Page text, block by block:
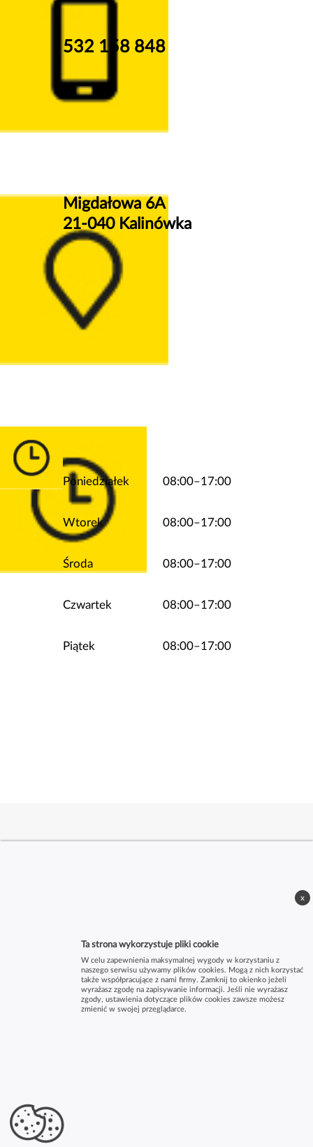
532 158 848
Migdałowa 6A
21-040 Kalinówka
Poniedziałek 08:00–17:00
Wtorek 08:00–17:00
Środa 08:00–17:00
Czwartek 08:00–17:00
Piątek 08:00–17:00
Ta strona wykorzystuje pliki cookie
W celu zapewnienia maksymalnej wygody w korzystaniu z
naszego serwisu używamy plików cookies. Mogą z nich korzystać
także współpracujące z nami firmy. Zamknij to okienko jeżeli
wyrażasz zgodę na zapisywanie informacji. Jeśli nie wyrażasz
zgody, ustawienia dotyczące plików cookies zawsze możesz
zmienić w swojej przeglądarce.
x